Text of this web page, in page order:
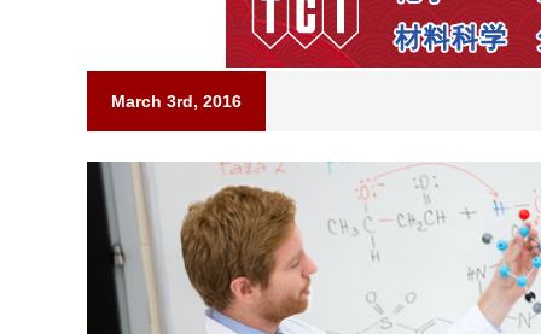
March 3rd, 2016